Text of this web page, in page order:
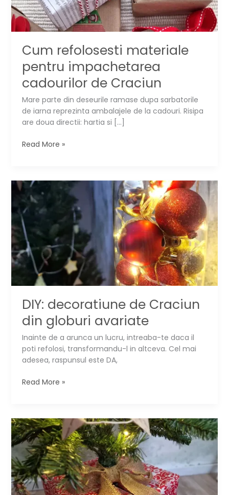
Cum refolosesti materiale
pentru impachetarea
cadourilor de Craciun
Mare parte din deseurile ramase dupa sarbatorile
de iarna reprezinta ambalajele de la cadouri. Risipa
are doua directii: hartia si […]
Cum
impachetarea
cadourilor
de
Craciun
Read More »
DIY: decoratiune de Craciun
din globuri avariate
Inainte de a arunca un lucru, intreaba-te daca il
poti refolosi, transformandu-l in altceva. Cel mai
adesea, raspunsul este DA,
DIY:
din
globuri
avariate
Read More »